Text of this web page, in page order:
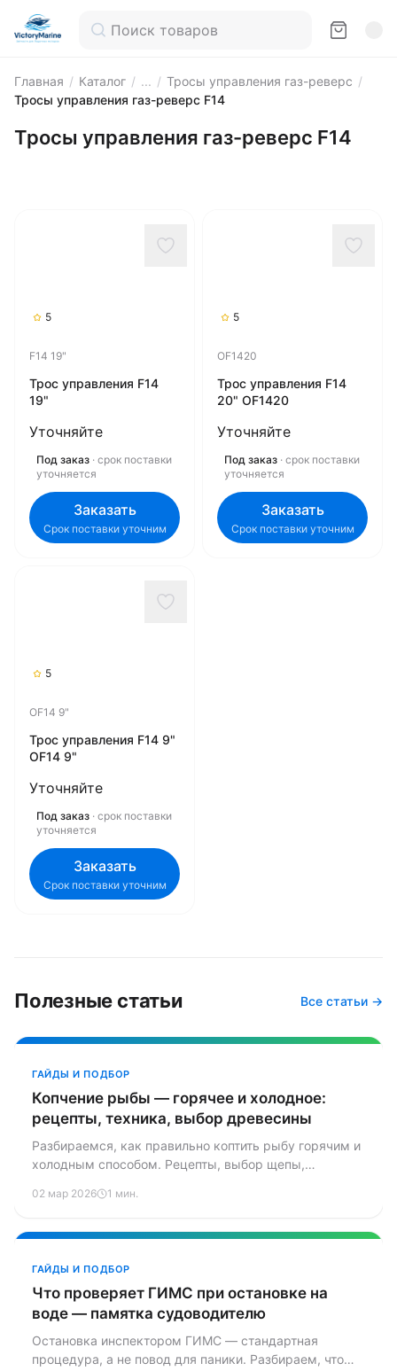
Главная / Каталог / ... / Тросы управления газ-реверс /
Тросы управления газ-реверс F14
Тросы управления газ-реверс F14
5
F14 19"
Трос управления F14
19"
Уточняйте
Под заказ · срок поставки
уточняется
Заказать
Срок поставки уточним
5
OF1420
Трос управления F14
20" OF1420
Уточняйте
Под заказ · срок поставки
уточняется
Заказать
Срок поставки уточним
5
OF14 9"
Трос управления F14 9"
OF14 9"
Уточняйте
Под заказ · срок поставки
уточняется
Заказать
Срок поставки уточним
Полезные статьи Все статьи →
ГАЙДЫ И ПОДБОР
Копчение рыбы — горячее и холодное:
рецепты, техника, выбор древесины
Разбираемся, как правильно коптить рыбу горячим и
холодным способом. Рецепты, выбор щепы,
02 мар 2026 1 мин.
ГАЙДЫ И ПОДБОР
Что проверяет ГИМС при остановке на
воде — памятка судоводителю
Остановка инспектором ГИМС — стандартная
процедура, а не повод для паники. Разбираем, что